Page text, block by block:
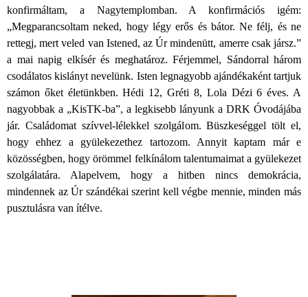
konfirmáltam, a Nagytemplomban. A konfirmációs igém:
„Megparancsoltam neked, hogy légy erős és bátor. Ne félj, és ne
rettegj, mert veled van Istened, az Úr mindenütt, amerre csak jársz.”
a mai napig elkísér és meghatároz. Férjemmel, Sándorral három
csodálatos kislányt nevelünk. Isten legnagyobb ajándékaként tartjuk
számon őket életünkben. Hédi 12, Gréti 8, Lola Dézi 6 éves. A
nagyobbak a „KisTK-ba”, a legkisebb lányunk a DRK Óvodájába
jár. Családomat szívvel-lélekkel szolgálom. Büszkeséggel tölt el,
hogy ehhez a gyülekezethez tartozom. Annyit kaptam már e
közösségben, hogy örömmel felkínálom talentumaimat a gyülekezet
szolgálatára. Alapelvem, hogy a hitben nincs demokrácia,
mindennek az Úr szándékai szerint kell végbe mennie, minden más
pusztulásra van ítélve.